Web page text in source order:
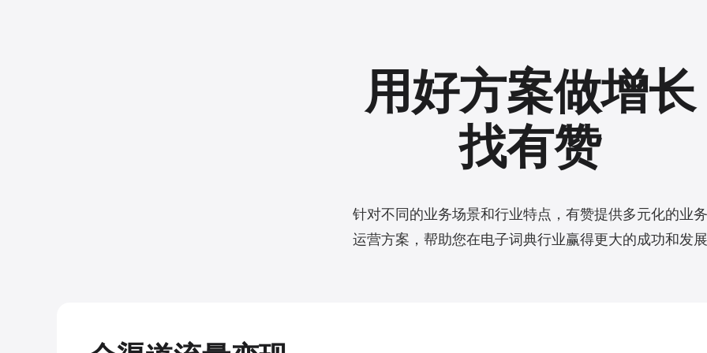
用好方案做增长
找有赞
针对不同的业务场景和行业特点，有赞提供多元化的业务
运营方案，帮助您在电子词典行业赢得更大的成功和发展